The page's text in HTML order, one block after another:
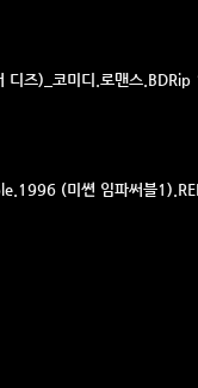
디즈)_코미디.로맨스
(미쎤 임파써블